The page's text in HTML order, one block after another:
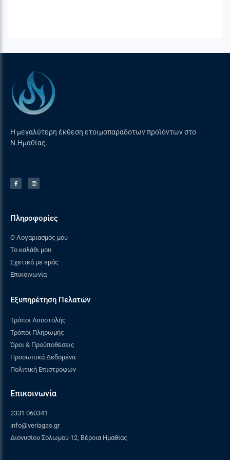
Η μεγαλύτερη έκθεση ετοιμοπαράδοτων προϊόντων στο
Ν.Ημαθίας.
Πληροφορίες
Ο Λογαριασμός μου
Το καλάθι μου
Σχετικά με εμάς
Επικοινωνία
Εξυπηρέτηση Πελατών
Τρόποι Αποστολής
Τρόποι Πληρωμής
Όροι & Προϋποθέσεις
Προσωπικά Δεδομένα
Πολιτική Επιστροφών
Επικοινωνία
2331 060341
info@veriagas.gr
Διονυσίου Σολωμού 12, Βέροια Ημαθίας